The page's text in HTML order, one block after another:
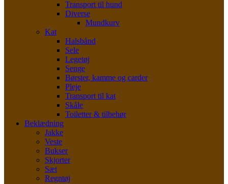
Transport til hund
Diverse
Mundkurv
Kat
Halsbånd
Sele
Legetøj
Senge
Børster, kamme og carder
Pleje
Transport til kat
Skåle
Toiletter & tilbehør
Beklædning
Jakke
Veste
Bukser
Skjorter
Sæt
Regntøj